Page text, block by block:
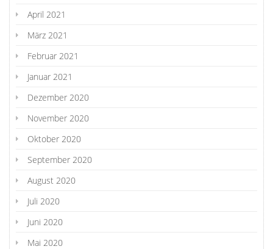
April 2021
März 2021
Februar 2021
Januar 2021
Dezember 2020
November 2020
Oktober 2020
September 2020
August 2020
Juli 2020
Juni 2020
Mai 2020